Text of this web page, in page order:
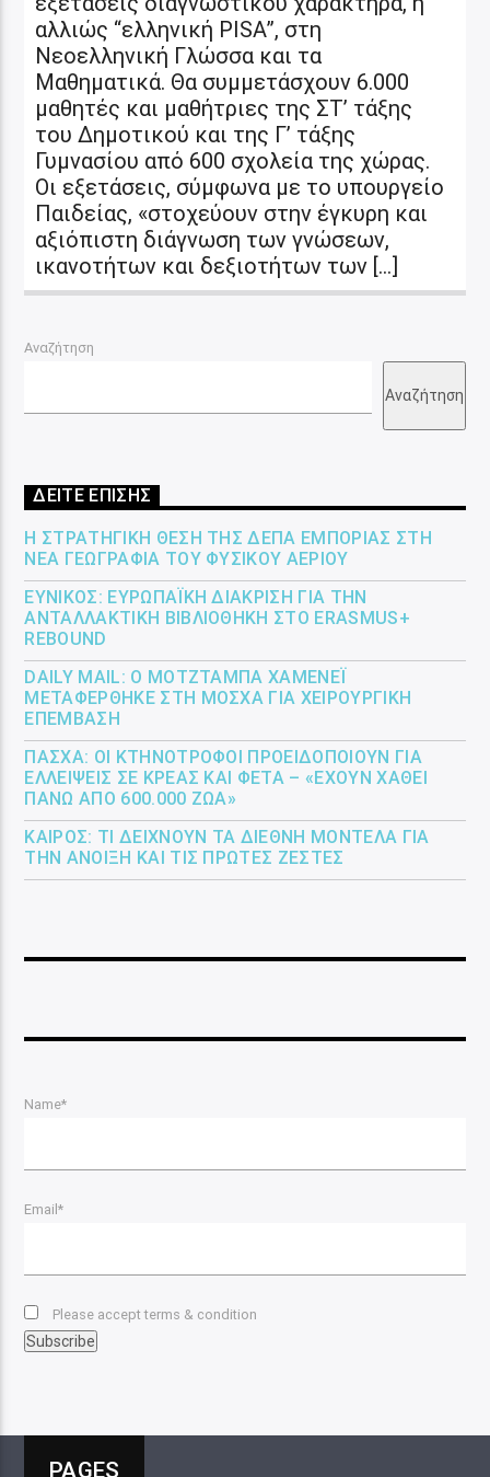
αλλιώς “ελληνική PISA”, στη
Νεοελληνική Γλώσσα και τα
Μαθηματικά. Θα συμμετάσχουν 6.000
μαθητές και μαθήτριες της ΣΤ’ τάξης
του Δημοτικού και της Γ’ τάξης
Γυμνασίου από 600 σχολεία της χώρας.
Οι εξετάσεις, σύμφωνα με το υπουργείο
Παιδείας, «στοχεύουν στην έγκυρη και
αξιόπιστη διάγνωση των γνώσεων,
ικανοτήτων και δεξιοτήτων των […]
Αναζήτηση
Αναζήτηση
ΔΕΙΤΕ ΕΠΙΣΗΣ
Η ΣΤΡΑΤΗΓΙΚΉ ΘΈΣΗ ΤΗΣ ΔΕΠΑ ΕΜΠΟΡΊΑΣ ΣΤΗ
ΝΈΑ ΓΕΩΓΡΑΦΊΑ ΤΟΥ ΦΥΣΙΚΟΎ ΑΕΡΊΟΥ
ΕΎΝΙΚΟΣ: ΕΥΡΩΠΑΪΚΉ ΔΙΆΚΡΙΣΗ ΓΙΑ ΤΗΝ
ΑΝΤΑΛΛΑΚΤΙΚΉ ΒΙΒΛΙΟΘΉΚΗ ΣΤΟ ERASMUS+
REBOUND
DAILY MAIL: Ο ΜΟΤΖΤΆΜΠΑ ΧΑΜΕΝΕΪ́
ΜΕΤΑΦΈΡΘΗΚΕ ΣΤΗ ΜΌΣΧΑ ΓΙΑ ΧΕΙΡΟΥΡΓΙΚΉ
ΕΠΈΜΒΑΣΗ
ΠΆΣΧΑ: ΟΙ ΚΤΗΝΟΤΡΌΦΟΙ ΠΡΟΕΙΔΟΠΟΙΟΎΝ ΓΙΑ
ΕΛΛΕΊΨΕΙΣ ΣΕ ΚΡΈΑΣ ΚΑΙ ΦΈΤΑ – «ΈΧΟΥΝ ΧΑΘΕΊ
ΠΆΝΩ ΑΠΌ 600.000 ΖΏΑ»
ΚΑΙΡΌΣ: ΤΙ ΔΕΊΧΝΟΥΝ ΤΑ ΔΙΕΘΝΉ ΜΟΝΤΈΛΑ ΓΙΑ
ΤΗΝ ΆΝΟΙΞΗ ΚΑΙ ΤΙΣ ΠΡΏΤΕΣ ΖΈΣΤΕΣ
Name*
Email*
Please accept terms & condition
PAGES